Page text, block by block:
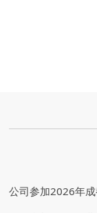
公司参加2026年
公司参加2025年
公司参加2026年